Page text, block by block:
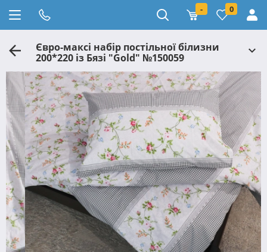
- 0
Євро-максі набір постільної білизни
200*220 із Бязі "Gold" №150059
Черешенька™